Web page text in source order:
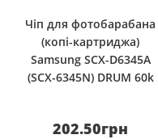
Чіп для фотобарабана
(копі-картриджа)
Samsung SCX-D6345A
(SCX-6345N) DRUM 60k
202.50грн